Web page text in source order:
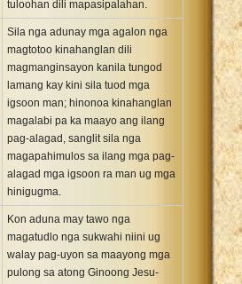
tuloohan dili mapasipalahan.
Sila nga adunay mga agalon nga
magtotoo kinahanglan dili
magmanginsayon kanila tungod
lamang kay kini sila tuod mga
igsoon man; hinonoa kinahanglan
magalabi pa ka maayo ang ilang
pag-alagad, sanglit sila nga
magapahimulos sa ilang mga pag-
alagad mga igsoon ra man ug mga
hinigugma.
Kon aduna may tawo nga
magatudlo nga sukwahi niini ug
walay pag-uyon sa maayong mga
pulong sa atong Ginoong Jesu-